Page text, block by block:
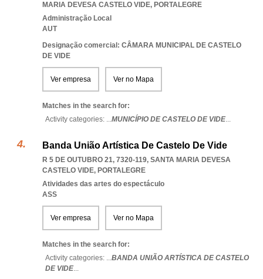
MARIA DEVESA CASTELO VIDE, PORTALEGRE
Administração Local
AUT
Designação comercial: CÂMARA MUNICIPAL DE CASTELO
DE VIDE
Ver empresa Ver no Mapa
Matches in the search for:
Activity categories: ...MUNICÍPIO DE CASTELO DE VIDE...
Banda União Artística De Castelo De Vide
R 5 DE OUTUBRO 21, 7320-119, SANTA MARIA DEVESA
CASTELO VIDE, PORTALEGRE
Atividades das artes do espectáculo
ASS
Ver empresa Ver no Mapa
Matches in the search for:
Activity categories: ...BANDA UNIÃO ARTÍSTICA DE CASTELO
DE VIDE...